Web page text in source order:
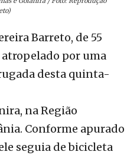
Barreto, de 55
atropelado por uma
desta quinta-
na Região
Conforme apurado
seguia de bicicleta